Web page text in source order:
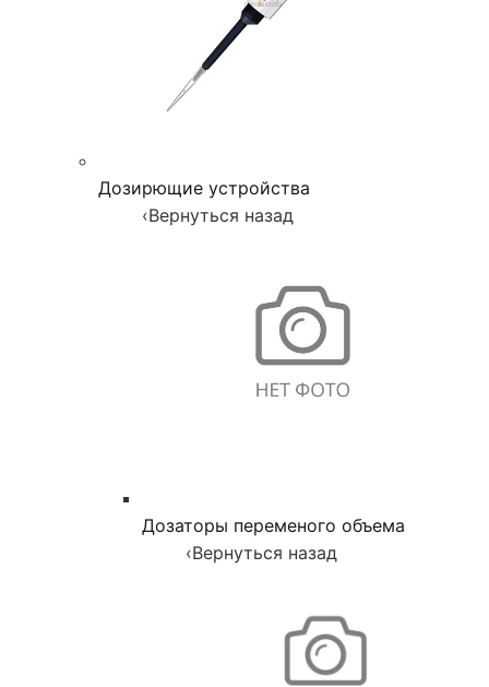
Дозирющие устройства
‹Вернуться назад
Дозаторы переменого объема
‹Вернуться назад